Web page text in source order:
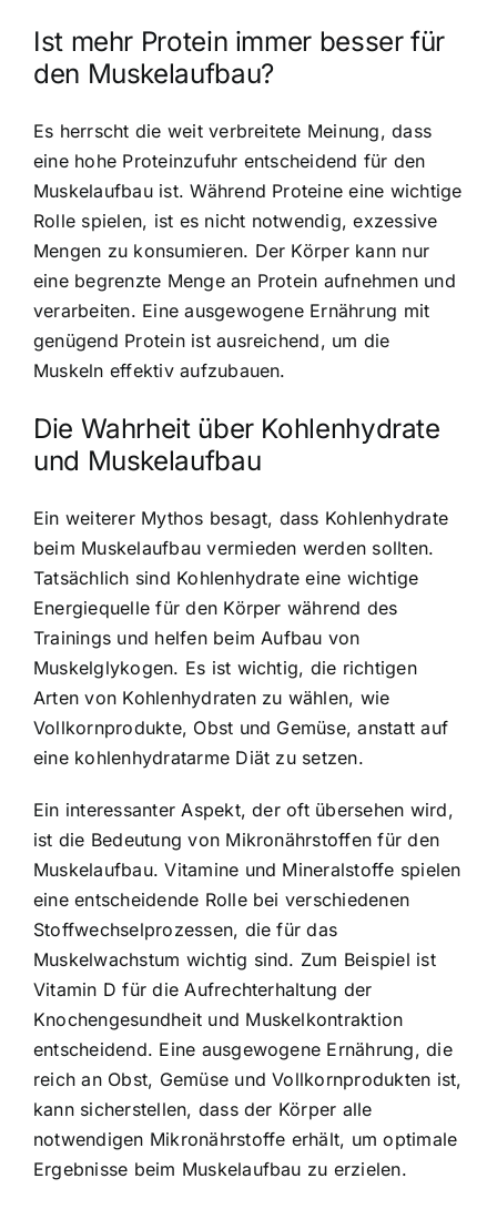
Ist mehr Protein immer besser für
den Muskelaufbau?
Es herrscht die weit verbreitete Meinung, dass
eine hohe Proteinzufuhr entscheidend für den
Muskelaufbau ist. Während Proteine eine wichtige
Rolle spielen, ist es nicht notwendig, exzessive
Mengen zu konsumieren. Der Körper kann nur
eine begrenzte Menge an Protein aufnehmen und
verarbeiten. Eine ausgewogene Ernährung mit
genügend Protein ist ausreichend, um die
Muskeln effektiv aufzubauen.
Die Wahrheit über Kohlenhydrate
und Muskelaufbau
Ein weiterer Mythos besagt, dass Kohlenhydrate
beim Muskelaufbau vermieden werden sollten.
Tatsächlich sind Kohlenhydrate eine wichtige
Energiequelle für den Körper während des
Trainings und helfen beim Aufbau von
Muskelglykogen. Es ist wichtig, die richtigen
Arten von Kohlenhydraten zu wählen, wie
Vollkornprodukte, Obst und Gemüse, anstatt auf
eine kohlenhydratarme Diät zu setzen.
Ein interessanter Aspekt, der oft übersehen wird,
ist die Bedeutung von Mikronährstoffen für den
Muskelaufbau. Vitamine und Mineralstoffe spielen
eine entscheidende Rolle bei verschiedenen
Stoffwechselprozessen, die für das
Muskelwachstum wichtig sind. Zum Beispiel ist
Vitamin D für die Aufrechterhaltung der
Knochengesundheit und Muskelkontraktion
entscheidend. Eine ausgewogene Ernährung, die
reich an Obst, Gemüse und Vollkornprodukten ist,
kann sicherstellen, dass der Körper alle
notwendigen Mikronährstoffe erhält, um optimale
Ergebnisse beim Muskelaufbau zu erzielen.